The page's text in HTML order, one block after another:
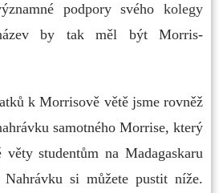
podpory svého kolegy
by tak měl být Morris-
k Morrisově větě jsme rovněž
samotného Morrise, který
studentům na Madagaskaru
Nahrávku si můžete pustit níže.